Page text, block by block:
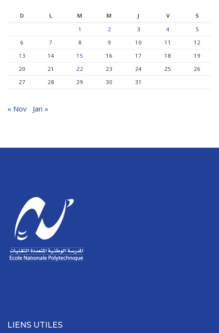
D L M M J V
S
1
2 3 4
5
6
7 8 9 10 11
12
13
14 15 16 17 18
19
20
21 22 23 24 25
26
27
28 29 30 31
« Nov Jan »
LIENS UTILES